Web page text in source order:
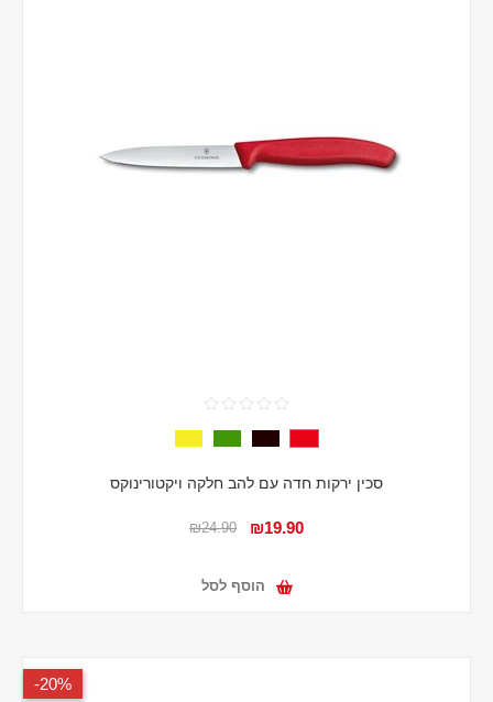
סכין ירקות חדה עם להב חלקה ויקטורינוקס
₪19.90
₪24.90
הוסף לסל
20%-